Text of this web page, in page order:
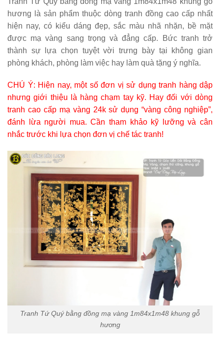
hương là sản phẩm thuộc dòng tranh đồng cao cấp nhất
hiện nay, có kiểu dáng đẹp, sắc màu nhã nhặn, bề mặt
được mạ vàng sang trọng và đẳng cấp. Bức tranh trở
thành sự lựa chọn tuyệt vời trưng bày tại không gian
phòng khách, phòng làm việc hay làm quà tặng ý nghĩa.
CHÚ Ý: Hiện nay, một số đơn vị sử dụng tranh hàng dập
nhưng giới thiệu là hàng chạm tay kỹ. Hay đối với dòng
tranh cao cấp mạ vàng 24k sử dụng “vàng công nghiệp”,
đánh lừa người mua. Cần tham khảo kỹ lưỡng và cân
nhắc trước khi lựa chọn đơn vị chế tác tranh!
Tranh Tứ Quý bằng đồng mạ vàng 1m84x1m48 khung gỗ
hương